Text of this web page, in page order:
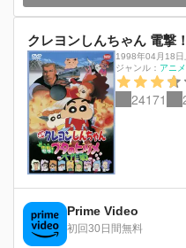
クレヨンしんちゃん 電撃
1998年04月18日
ジャンル： アニメ
24171
Prime Video
初回30日間無料